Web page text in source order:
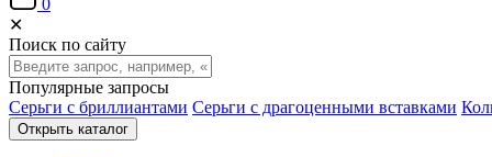
0
✕
Поиск по сайту
Популярные запросы
Серьги с бриллиантами Серьги с драгоценными вставками
Открыть каталог